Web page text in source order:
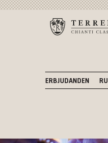
ERBJUDANDEN